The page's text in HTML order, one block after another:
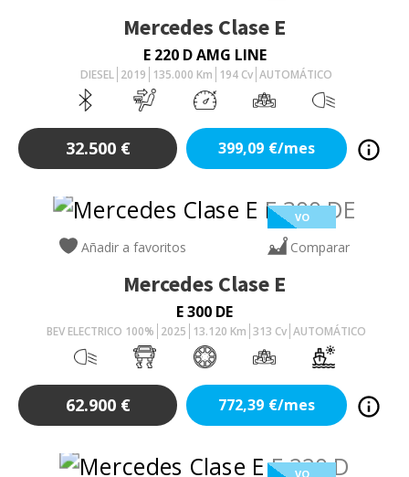
Mercedes Clase E
E 220 D AMG LINE
DIESEL 2019 135.000 Km 194Cv AUTOMÁTICO
32.500 € 399,09 €/mes
VO
Añadir a favoritos Comparar
Mercedes Clase E
E 300 DE
BEV ELECTRICO 100% 2025 13.120 Km 313 Cv AUTOMÁTICO
62.900 € 772,39 €/mes
VO